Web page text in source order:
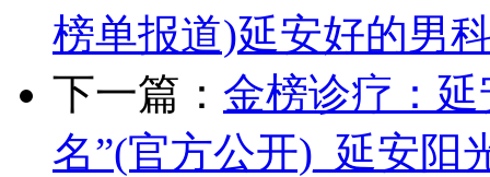
榜单报道)延安好的男
下一篇： 金榜诊疗：
名”(官方公开)_延安阳